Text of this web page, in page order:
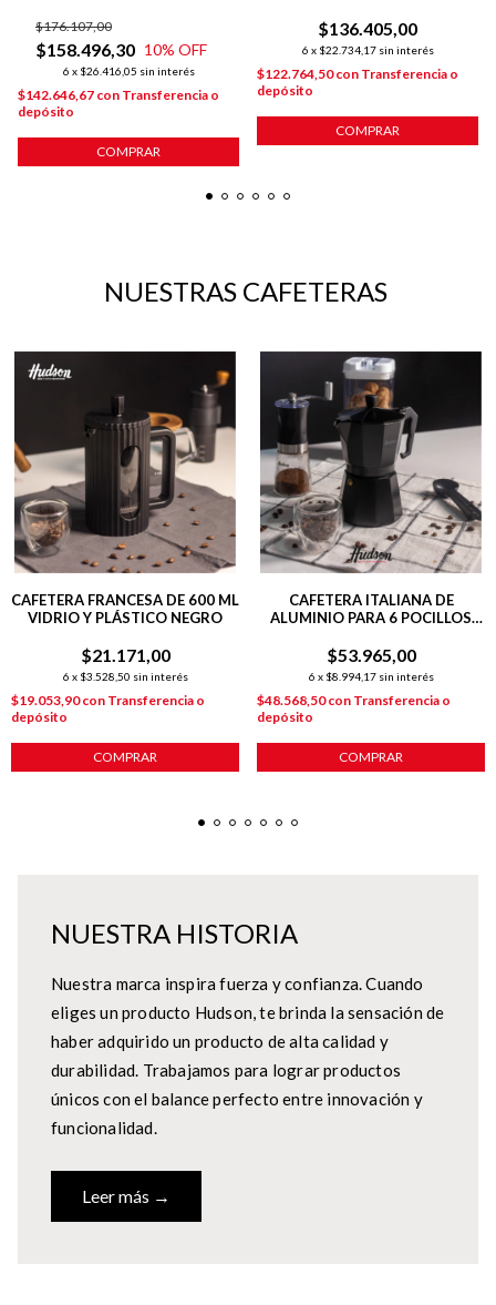
$158.496,30
$176.107,00
10% OFF
6 x $26.416,05 sin interés
$142.646,67 con Transferencia o
depósito
COMPRAR
$136.405,00
6 x $22.734,17 sin interés
$122.764,50con Transferencia o
depósito
COMPRAR
NUESTRAS CAFETERAS
CAFETERA FRANCESA DE 600 ML
VIDRIO Y PLÁSTICO NEGRO
$21.171,00
6 x $3.528,50 sin interés
$19.053,90con Transferencia o
depósito
COMPRAR
CAFETERA ITALIANA DE
ALUMINIO PARA 6 POCILLOS
$53.965,00
6 x $8.994,17 sin interés
$48.568,50con Transferencia o
depósito
COMPRAR
NUESTRA HISTORIA
Nuestra marca inspira fuerza y confianza. Cuando
eliges un producto Hudson, te brinda la sensación de
haber adquirido un producto de alta calidad y
durabilidad. Trabajamos para lograr productos
únicos con el balance perfecto entre innovación y
funcionalidad.
Leer más →